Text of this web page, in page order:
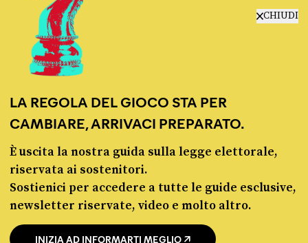
CHIUDI
LA REGOLA DEL GIOCO STA PER
CAMBIARE, ARRIVACI PREPARATO.
È uscita la nostra guida sulla legge elettorale,
riservata ai sostenitori.
Sostienici per accedere a tutte le guide esclusive,
newsletter riservate, video e molto altro.
INIZIA AD INFORMARTI MEGLIO
© Pagella Politica 2012 - 2026
Pagella Politica è una testata registrata presso il Tribunale di Milano, n. 55 del 8
marzo 2021. ISSN 2974-9387
Privacy policy Cookie policy